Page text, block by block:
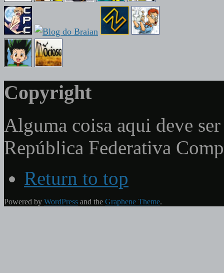
Copyright
Alguma coisa aqui deve
República Federativa
Return to top
Powered by WordPress and the Graphene Theme.